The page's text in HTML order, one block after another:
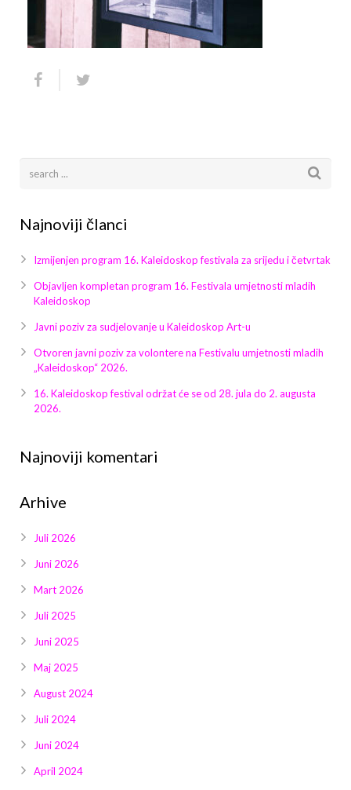
Video 2011
Video 2015
Video 2018
Galerija 2010
Galerija 2014
Galerija 2017
Galerija 2018
Galerija 2019
Galerija 2022
Galerija 2024
Galerija 2025
Najnoviji članci
Izmijenjen program 16. Kaleidoskop festivala za srijedu i četvrtak
Objavljen kompletan program 16. Festivala umjetnosti mladih
Kaleidoskop
Javni poziv za sudjelovanje u Kaleidoskop Art-u
Otvoren javni poziv za volontere na Festivalu umjetnosti mladih
„Kaleidoskop“ 2026.
16. Kaleidoskop festival održat će se od 28. jula do 2. augusta
2026.
Najnoviji komentari
Arhive
Juli 2026
Juni 2026
Mart 2026
Juli 2025
Juni 2025
Maj 2025
August 2024
Juli 2024
Juni 2024
April 2024